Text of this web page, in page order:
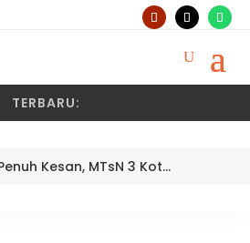
TERBARU:
Dua Setengah Tahun Penuh Kesan, MTsN 3 Kota Padang Lepas Pengawas Pembina Dra. Nayusminar Nasrun